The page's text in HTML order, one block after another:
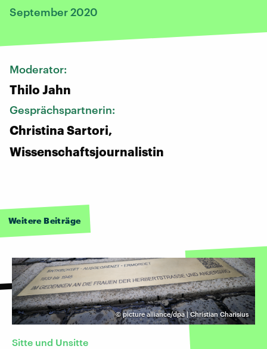
September 2020
Moderator:
Thilo Jahn
Gesprächspartnerin:
Christina Sartori,
Wissenschaftsjournalistin
Weitere Beiträge
©picture alliance/dpa | Christian Charisius
Sitte und Unsitte